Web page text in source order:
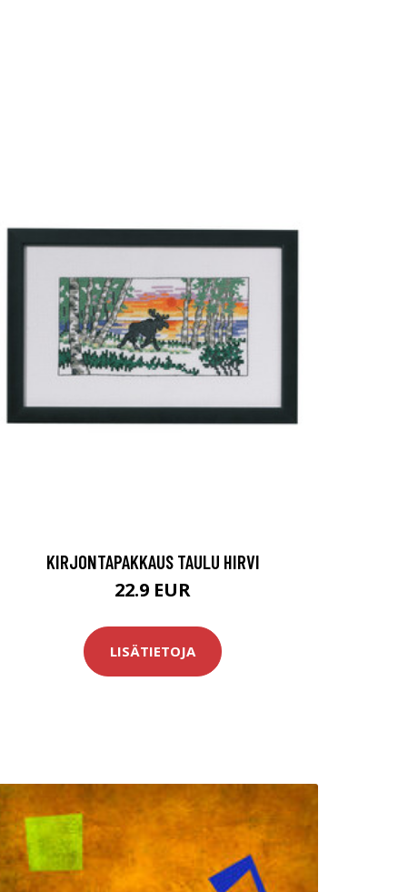
KIRJONTAPAKKAUS TAULU HIRVI
22.9 EUR
LISÄTIETOJA